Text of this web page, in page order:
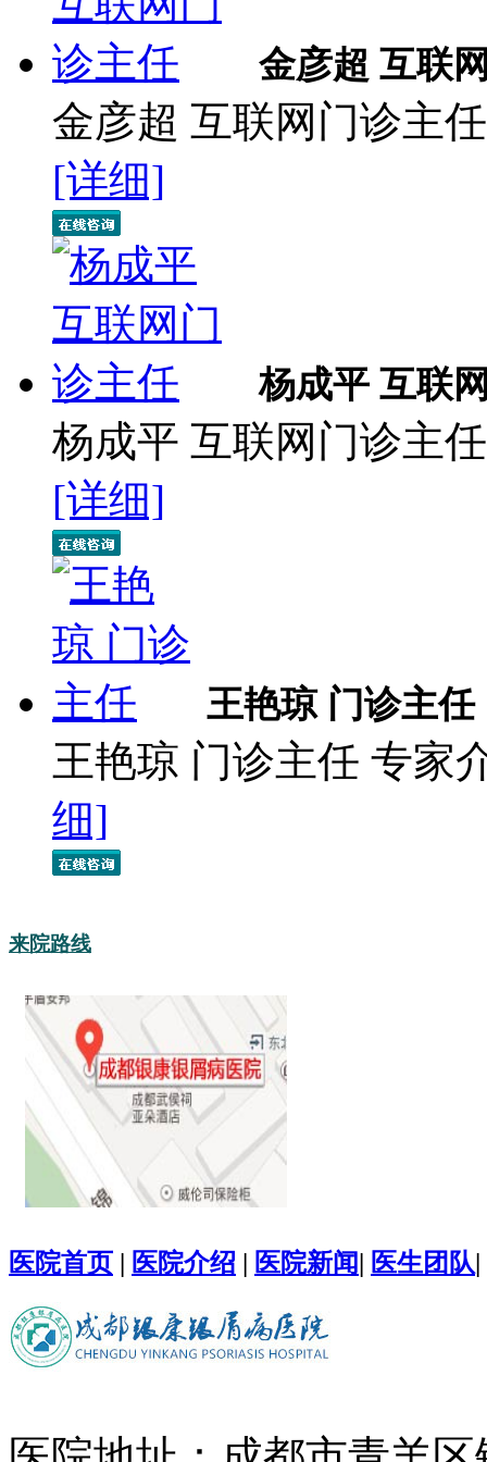
金彦超 互联
金彦超 互联网门诊主
[详细]
杨成平 互联
杨成平 互联网门诊主
[详细]
王艳琼 门诊主任
王艳琼 门诊主任 专家
细]
来院路线
医院首页 | 医院介绍 | 医院新闻| 医生团队|